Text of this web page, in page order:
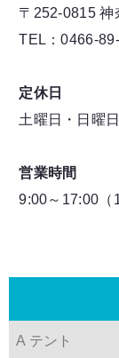
A テント
〒252-0815 神
TEL：0466-
定休日
土曜日・日曜
営業時間
9:00～17:00（